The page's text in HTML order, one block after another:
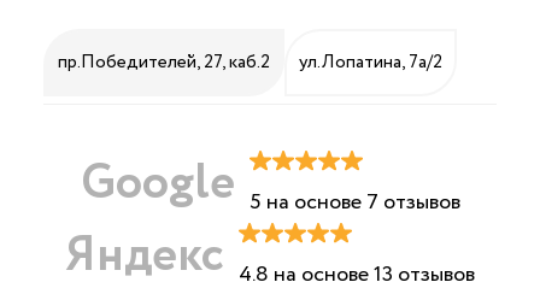
пр.Победителей, 27, каб.2 ул.Лопатина, 7а/2
Google 5 на основе 7 отзывов
Яндекс 4.8 на основе 13 отзывов